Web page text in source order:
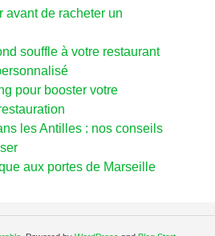
avant de racheter un
souffle à votre restaurant
pour booster votre
les Antilles : nos conseils
aux portes de Marseille